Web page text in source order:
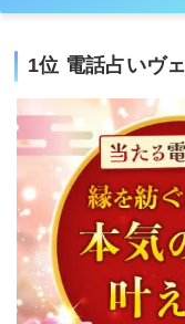
1位 電話占いヴ